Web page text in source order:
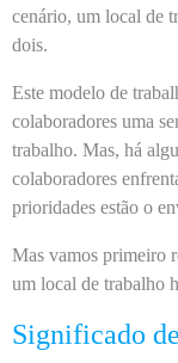
cenário, um local de
dois.
Este modelo de
colaboradores uma
trabalho. Mas, há
colaboradores
prioridades estão o
Mas vamos primeiro
um local de trabalho
Significado